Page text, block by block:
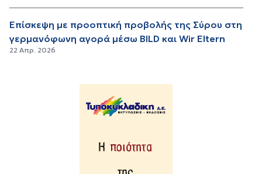
Επίσκεψη με προοπτική προβολής της Σύρου στη
γερμανόφωνη αγορά μέσω BILD και Wir Eltern
22 Απρ. 2026